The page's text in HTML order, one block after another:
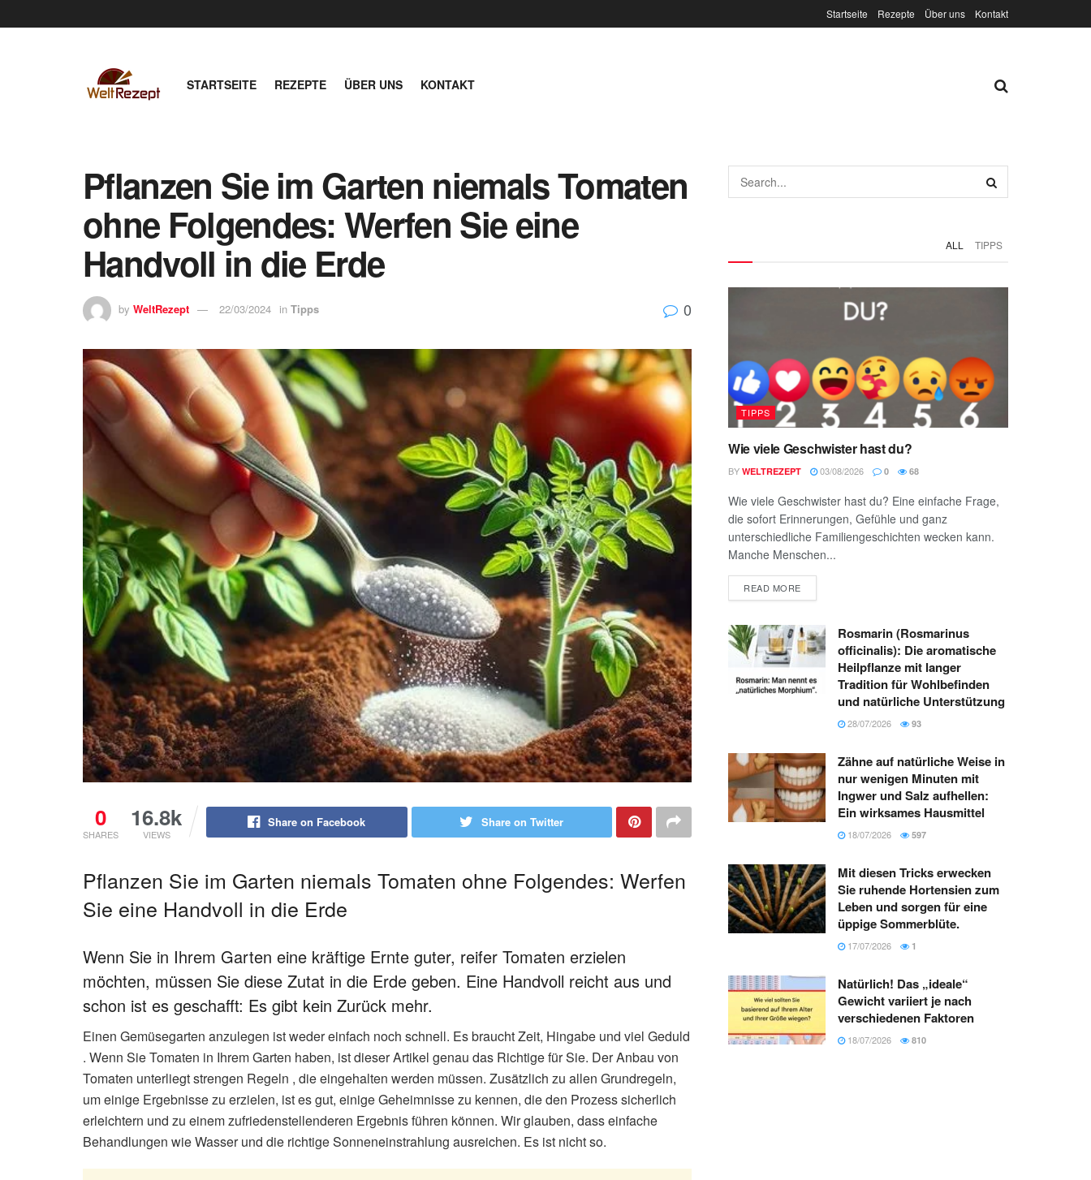
Startseite Rezepte Über uns Kontakt
STARTSEITE REZEPTE ÜBER UNS KONTAKT
Pflanzen Sie im Garten niemals Tomaten
ohne Folgendes: Werfen Sie eine
Handvoll in die Erde
by WeltRezept 22/03/2024 in Tipps 0
0
SHARES
16.8k
VIEWS
Share on Facebook Share on Twitter
Pflanzen Sie im Garten niemals Tomaten ohne Folgendes: Werfen
Sie eine Handvoll in die Erde
Wenn Sie in Ihrem Garten eine kräftige Ernte guter, reifer Tomaten erzielen
möchten, müssen Sie diese Zutat in die Erde geben. Eine Handvoll reicht aus und
schon ist es geschafft: Es gibt kein Zurück mehr.
Einen Gemüsegarten anzulegen ist weder einfach noch schnell. Es braucht Zeit, Hingabe und viel Geduld
. Wenn Sie Tomaten in Ihrem Garten haben, ist dieser Artikel genau das Richtige für Sie. Der Anbau von
Tomaten unterliegt strengen Regeln , die eingehalten werden müssen. Zusätzlich zu allen Grundregeln,
um einige Ergebnisse zu erzielen, ist es gut, einige Geheimnisse zu kennen, die den Prozess sicherlich
erleichtern und zu einem zufriedenstellenderen Ergebnis führen können. Wir glauben, dass einfache
Behandlungen wie Wasser und die richtige Sonneneinstrahlung ausreichen. Es ist nicht so.
ALL TIPPS
TIPPS
Wie viele Geschwister hast du?
BY WELTREZEPT 03/08/2026 0 68
Wie viele Geschwister hast du? Eine einfache Frage,
die sofort Erinnerungen, Gefühle und ganz
unterschiedliche Familiengeschichten wecken kann.
Manche Menschen...
READ MORE
Rosmarin (Rosmarinus
officinalis): Die aromatische
Heilpflanze mit langer
Tradition für Wohlbefinden
und natürliche Unterstützung
28/07/2026 93
Zähne auf natürliche Weise in
nur wenigen Minuten mit
Ingwer und Salz aufhellen:
Ein wirksames Hausmittel
18/07/2026 597
Mit diesen Tricks erwecken
Sie ruhende Hortensien zum
Leben und sorgen für eine
üppige Sommerblüte.
17/07/2026 1
Natürlich! Das „ideale“
Gewicht variiert je nach
verschiedenen Faktoren
18/07/2026 810